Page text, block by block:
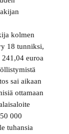
kolmen
18 tunniksi,
euroa
sai aikaan
ottamaan
000
tuhansia